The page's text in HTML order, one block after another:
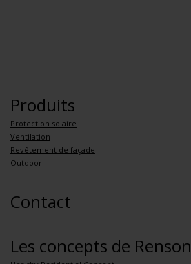
Produits
Protection solaire
Ventilation
Revêtement de façade
Outdoor
Contact
Les concepts de Renson